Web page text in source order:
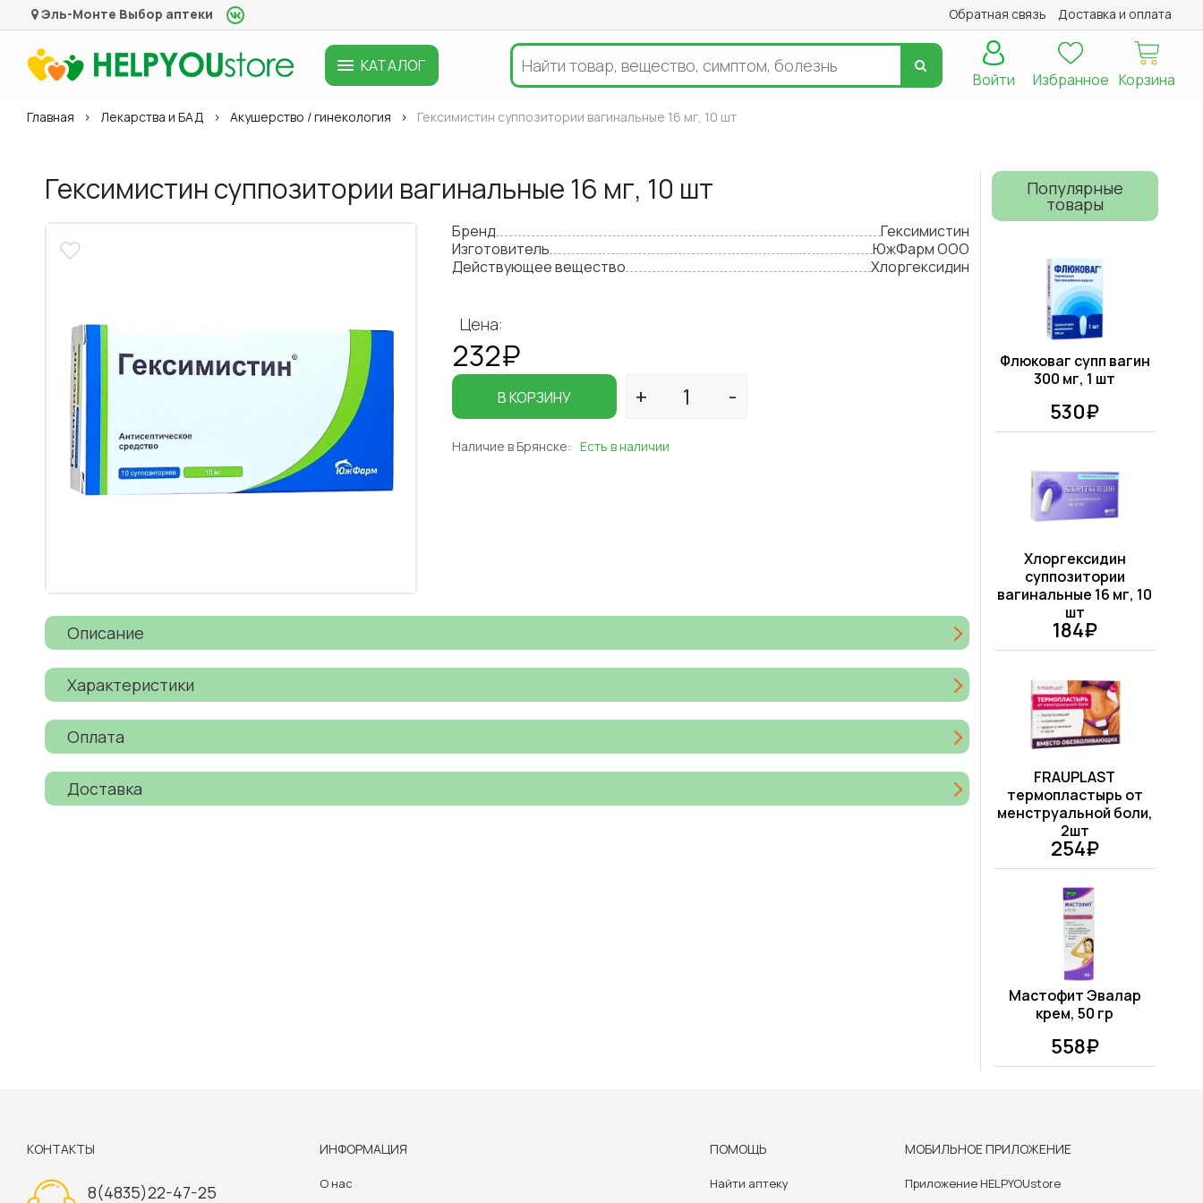
Эль-Монте Выбор аптеки Обратная связь Доставка и оплата
КАТАЛОГ
Корзина
Избранное
Войти
Главная Лекарства и БАД Акушерство / гинекология Гексимистин суппозитории вагинальные 16 мг, 10 шт
Гексимистин суппозитории вагинальные 16 мг, 10 шт
Бренд
Гексимистин
Изготовитель
ЮжФарм ООО
Действующее вещество
Хлоргексидин
Цена:
232₽
В КОРЗИНУ
Наличие в Брянске: Есть в наличии
Описание
Характеристики
Оплата
Доставка
Популярные
товары
Флюковаг супп вагин
300 мг, 1 шт
530₽
Хлоргексидин
суппозитории
вагинальные 16 мг, 10
шт
184₽
FRAUPLAST
термопластырь от
менструальной боли,
2шт
254₽
Мастофит Эвалар
крем, 50 гр
558₽
КОНТАКТЫ
8(4835)22-47-25
ИНФОРМАЦИЯ
О нас
ПОМОЩЬ
Найти аптеку
МОБИЛЬНОЕ ПРИЛОЖЕНИЕ
Приложение HELPYOUstore